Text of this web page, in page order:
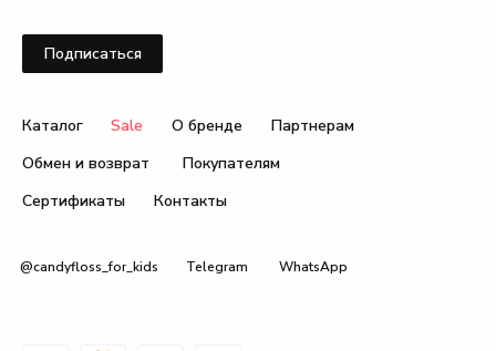
Подписаться
Telegram
Каталог
@candyfloss_for_kids WhatsApp
Sale О бренде
Сертификаты
Партнерам
Покупателям
Обмен и возврат
Контакты